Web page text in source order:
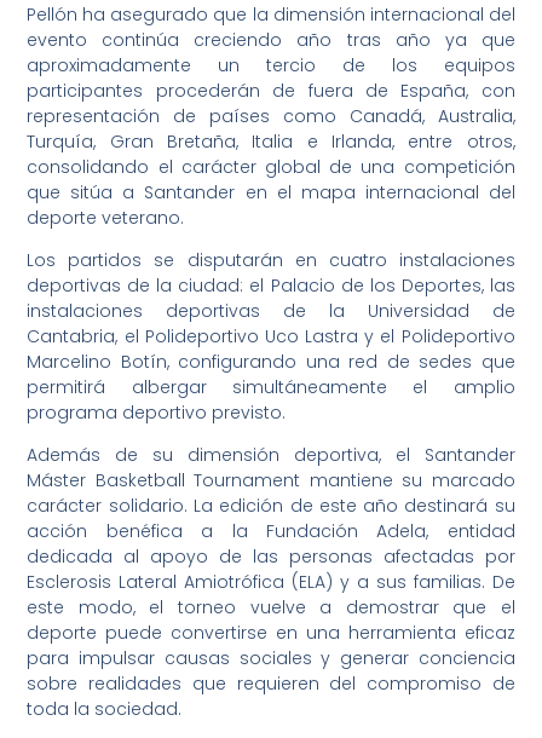
Pellón ha asegurado que la dimensión internacional del
evento continúa creciendo año tras año ya que
aproximadamente un tercio de los equipos
participantes procederán de fuera de España, con
representación de países como Canadá, Australia,
Turquía, Gran Bretaña, Italia e Irlanda, entre otros,
consolidando el carácter global de una competición
que sitúa a Santander en el mapa internacional del
deporte veterano.
Los partidos se disputarán en cuatro instalaciones
deportivas de la ciudad: el Palacio de los Deportes, las
instalaciones deportivas de la Universidad de
Cantabria, el Polideportivo Uco Lastra y el Polideportivo
Marcelino Botín, configurando una red de sedes que
permitirá albergar simultáneamente el amplio
programa deportivo previsto.
Además de su dimensión deportiva, el Santander
Máster Basketball Tournament mantiene su marcado
carácter solidario. La edición de este año destinará su
acción benéfica a la Fundación Adela, entidad
dedicada al apoyo de las personas afectadas por
Esclerosis Lateral Amiotrófica (ELA) y a sus familias. De
este modo, el torneo vuelve a demostrar que el
deporte puede convertirse en una herramienta eficaz
para impulsar causas sociales y generar conciencia
sobre realidades que requieren del compromiso de
toda la sociedad.